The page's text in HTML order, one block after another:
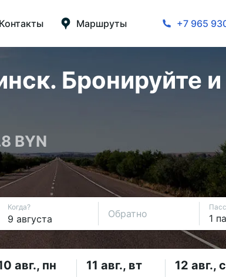
Контакты Маршруты +7 965
Бронируйте и
BYN
Когда?
Обратно
авг., пн 11 авг., вт 12 авг.,